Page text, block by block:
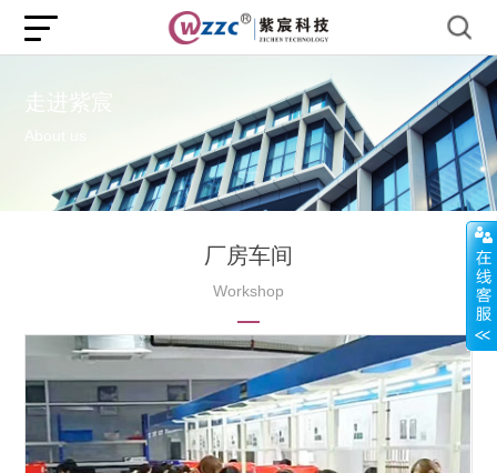
厂房车间
Workshop